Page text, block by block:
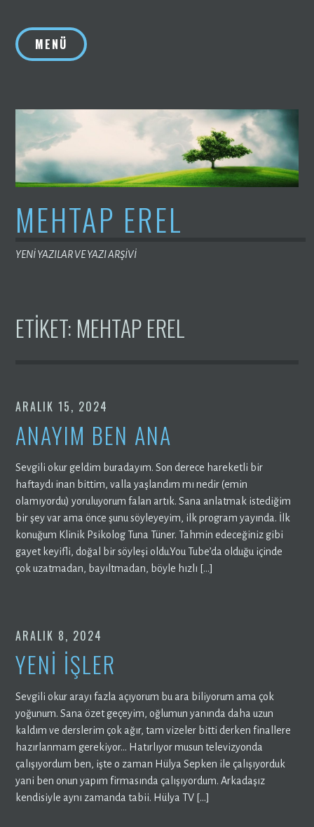
MENÜ
MEHTAP EREL
YENİ YAZILAR VE YAZI ARŞİVİ
ETIKET: MEHTAP EREL
ARALIK 15, 2024
ANAYIM BEN ANA
Sevgili okur geldim buradayım. Son derece hareketli bir
haftaydı inan bittim, valla yaşlandım mı nedir (emin
olamıyordu) yoruluyorum falan artık. Sana anlatmak istediğim
bir şey var ama önce şunu söyleyeyim, ilk program yayında. İlk
konuğum Klinik Psikolog Tuna Tüner. Tahmin edeceğiniz gibi
gayet keyifli, doğal bir söyleşi oldu.You Tube’da olduğu içinde
çok uzatmadan, bayıltmadan, böyle hızlı […]
ARALIK 8, 2024
YENİ İŞLER
Sevgili okur arayı fazla açıyorum bu ara biliyorum ama çok
yoğunum. Sana özet geçeyim, oğlumun yanında daha uzun
kaldım ve derslerim çok ağır, tam vizeler bitti derken finallere
hazırlanmam gerekiyor… Hatırlıyor musun televizyonda
çalışıyordum ben, işte o zaman Hülya Sepken ile çalışıyorduk
yani ben onun yapım firmasında çalışıyordum. Arkadaşız
kendisiyle aynı zamanda tabii. Hülya TV […]